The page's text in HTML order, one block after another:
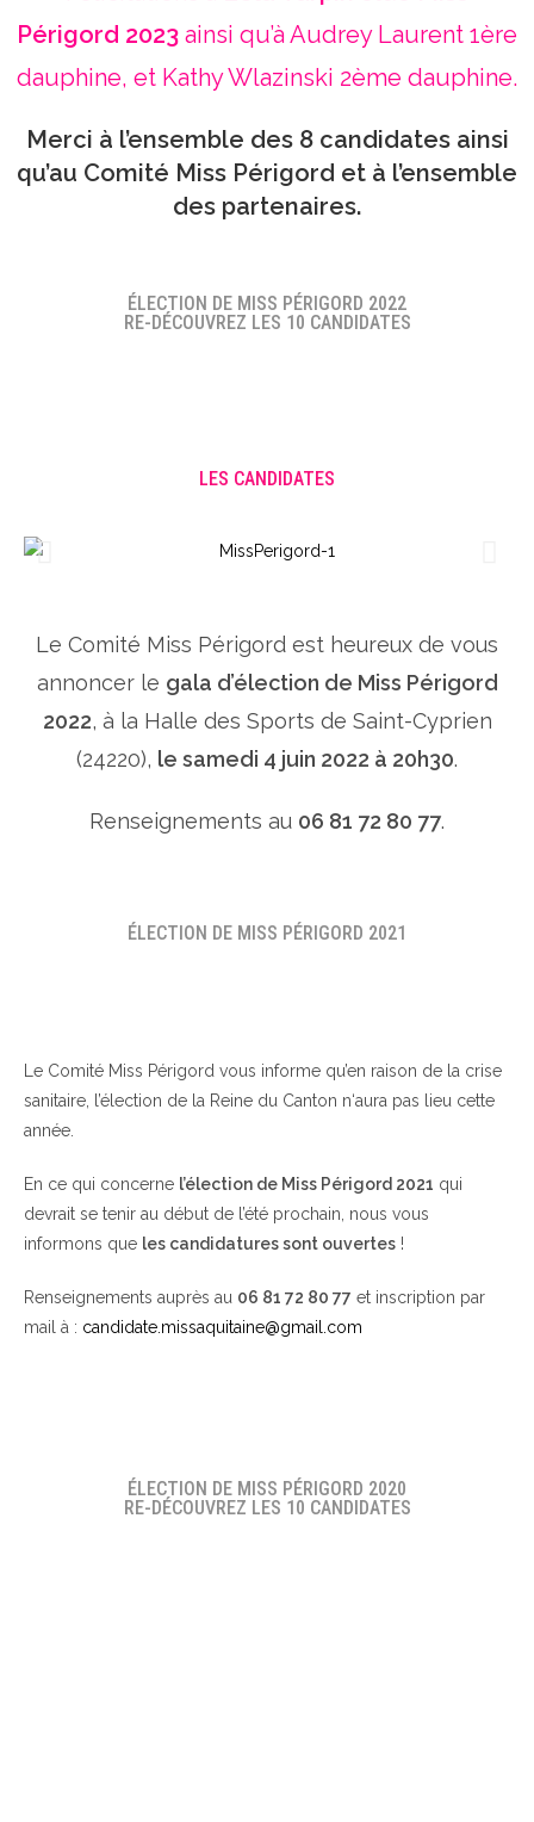
Périgord 2023 ainsi qu’à Audrey Laurent 1ère
dauphine, et Kathy Wlazinski 2ème dauphine.
Merci à l’ensemble des 8 candidates ainsi
qu’au Comité Miss Périgord et à l’ensemble
des partenaires.
ÉLECTION DE MISS PÉRIGORD 2022
RE-DÉCOUVREZ LES 10 CANDIDATES
LES CANDIDATES
Le Comité Miss Périgord est heureux de vous
annoncer le gala d’élection de Miss Périgord
2022, à la Halle des Sports de Saint-Cyprien
(24220), le samedi 4 juin 2022 à 20h30.
Renseignements au 06 81 72 80 77.
ÉLECTION DE MISS PÉRIGORD 2021
Le Comité Miss Périgord vous informe qu’en raison de la crise
sanitaire, l’élection de la Reine du Canton n‘aura pas lieu cette
année.
En ce qui concerne l’élection de Miss Périgord 2021 qui
devrait se tenir au début de l’été prochain, nous vous
informons que les candidatures sont ouvertes !
Renseignements auprès au 06 81 72 80 77 et inscription par
mail à : candidate.missaquitaine@gmail.com
ÉLECTION DE MISS PÉRIGORD 2020
RE-DÉCOUVREZ LES 10 CANDIDATES